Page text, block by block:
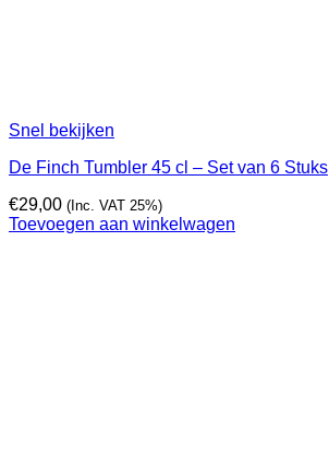
Snel bekijken
De Finch Tumbler 45 cl – Set van 6 Stuks
€29,00 (Inc. VAT 25%)
Toevoegen aan winkelwagen